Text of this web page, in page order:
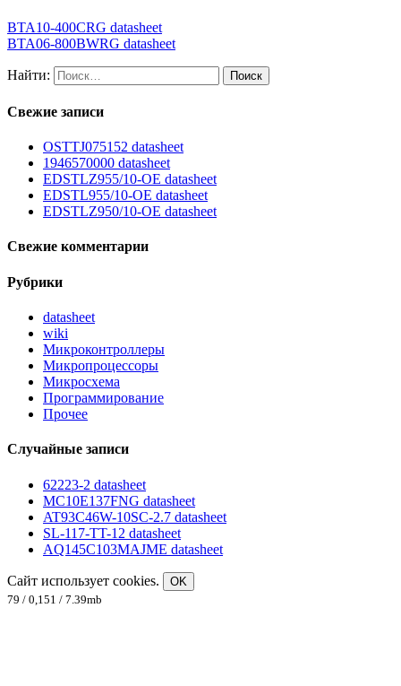
BTA10-400CRG datasheet
BTA06-800BWRG datasheet
Найти:
Свежие записи
OSTTJ075152 datasheet
1946570000 datasheet
EDSTLZ955/10-OE datasheet
EDSTL955/10-OE datasheet
EDSTLZ950/10-OE datasheet
Свежие комментарии
Рубрики
datasheet
wiki
Микроконтроллеры
Микропроцессоры
Микросхема
Программирование
Прочее
Случайные записи
62223-2 datasheet
MC10E137FNG datasheet
AT93C46W-10SC-2.7 datasheet
SL-117-TT-12 datasheet
AQ145C103MAJME datasheet
Сайт использует cookies.
OK
79 / 0,151 / 7.39mb